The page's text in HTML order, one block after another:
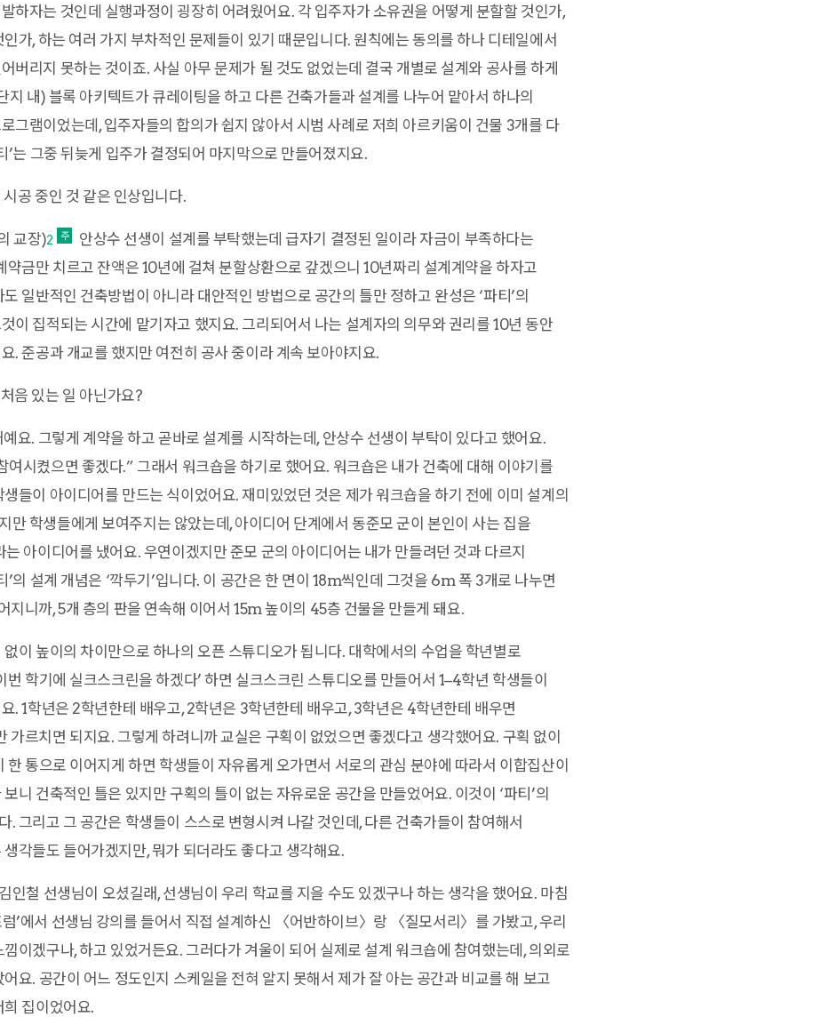
하자는 것인데 실행과정이 굉장히 어려웠어요. 각 입주자가 소유권을 어떻게 분할할 것인가,
가, 하는 여러 가지 부차적인 문제들이 있기 때문입니다. 원칙에는 동의를 하나 디테일에서
버리지 못하는 것이죠. 사실 아무 문제가 될 것도 없었는데 결국 개별로 설계와 공사를 하게
지 내) 블록 아키텍트가 큐레이팅을 하고 다른 건축가들과 설계를 나누어 맡아서 하나의
그램이었는데, 입주자들의 합의가 쉽지 않아서 시범 사례로 저희 아르키움이 건물 3개를 다
’는 그중 뒤늦게 입주가 결정되어 마지막으로 만들어졌지요.
공 중인 것 같은 인상입니다.
교장)2
안상수 선생이 설계를 부탁했는데 급자기 결정된 일이라 자금이 부족하다는
약금만 치르고 잔액은 10년에 걸쳐 분할상환으로 갚겠으니 10년짜리 설계계약을 하자고
일반적인 건축방법이 아니라 대안적인 방법으로 공간의 틀만 정하고 완성은 ‘파티’의
이 집적되는 시간에 맡기자고 했지요. 그리되어서 나는 설계자의 의무와 권리를 10년 동안
. 준공과 개교를 했지만 여전히 공사 중이라 계속 보아야지요.
음 있는 일 아닌가요?
요. 그렇게 계약을 하고 곧바로 설계를 시작하는데, 안상수 선생이 부탁이 있다고 했어요.
여시켰으면 좋겠다.” 그래서 워크숍을 하기로 했어요. 워크숍은 내가 건축에 대해 이야기를
들이 아이디어를 만드는 식이었어요. 재미있었던 것은 제가 워크숍을 하기 전에 이미 설계의
만 학생들에게 보여주지는 않았는데, 아이디어 단계에서 동준모 군이 본인이 사는 집을
는 아이디어를 냈어요. 우연이겠지만 준모 군의 아이디어는 내가 만들려던 것과 다르지
’의 설계 개념은 ‘깍두기’입니다. 이 공간은 한 면이 18m씩인데 그것을 6m 폭 3개로 나누면
지니까, 5개 층의 판을 연속해 이어서 15m 높이의 45층 건물을 만들게 돼요.
없이 높이의 차이만으로 하나의 오픈 스튜디오가 됩니다. 대학에서의 수업을 학년별로
번 학기에 실크스크린을 하겠다’ 하면 실크스크린 스튜디오를 만들어서 1–4학년 학생들이
. 1학년은 2학년한테 배우고, 2학년은 3학년한테 배우고, 3학년은 4학년한테 배우면
가르치면 되지요. 그렇게 하려니까 교실은 구획이 없었으면 좋겠다고 생각했어요. 구획 없이
한 통으로 이어지게 하면 학생들이 자유롭게 오가면서 서로의 관심 분야에 따라서 이합집산이
니 건축적인 틀은 있지만 구획의 틀이 없는 자유로운 공간을 만들었어요. 이것이 ‘파티’의
. 그리고 그 공간은 학생들이 스스로 변형시켜 나갈 것인데, 다른 건축가들이 참여해서
각들도 들어가겠지만, 뭐가 되더라도 좋다고 생각해요.
인철 선생님이 오셨길래, 선생님이 우리 학교를 지을 수도 있겠구나 하는 생각을 했어요. 마침
’에서 선생님 강의를 들어서 직접 설계하신 〈어반하이브〉랑 〈질모서리〉를 가봤고, 우리
이겠구나, 하고 있었거든요. 그러다가 겨울이 되어 실제로 설계 워크숍에 참여했는데, 의외로
요. 공간이 어느 정도인지 스케일을 전혀 알지 못해서 제가 잘 아는 공간과 비교를 해 보고
집이었어요.